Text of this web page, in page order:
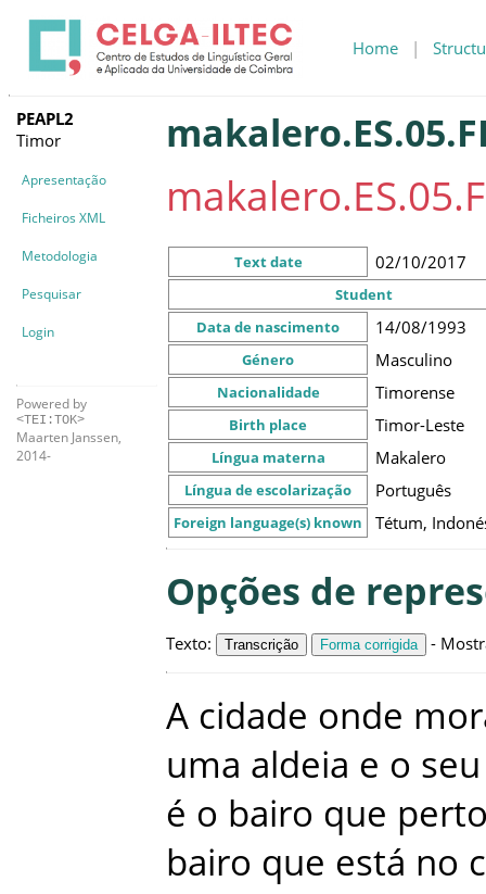
Home |
PEAPL2
Timor
Apresentação
Ficheiros XML
Metodologia
Pesquisar
Login
Powered by
<TEI:TOK>
Maarten Janssen,
2014-
Text date 02/10/2017
Student
Data de nascimento
14/08/1993
Género Masculino
Nacionalidade Timorense
Birth place Timor-Leste
Língua materna Makalero
Língua de escolarização Português
Foreign language(s) known Tétum,
Opções de
Texto: Transcrição Forma corrigida -
A cidade onde
uma aldeia e o seu
é o bairo que
bairo que está no